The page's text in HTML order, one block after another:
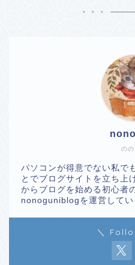
のの
パソコンが得意でない私で
とでブログサイトを立ち上
からブログを始める初心者
nonoguniblogを運営してい
＼